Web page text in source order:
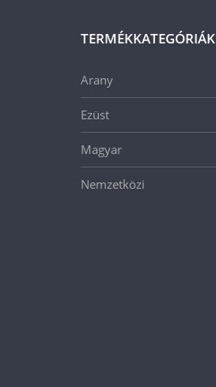
TERMÉKKATEGÓRIÁK
Arany
Ezüst
Magyar
Nemzetközi